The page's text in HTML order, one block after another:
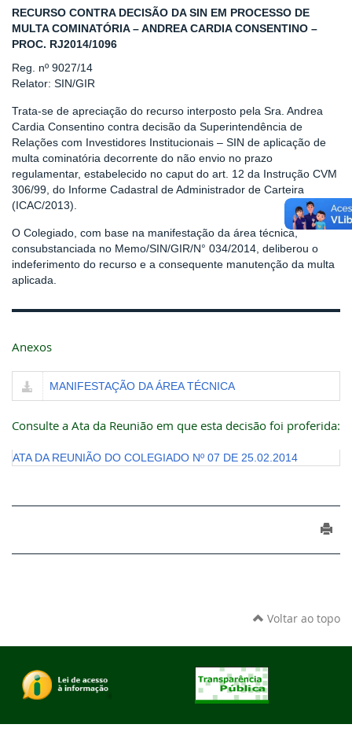
RECURSO CONTRA DECISÃO DA SIN EM PROCESSO DE
MULTA COMINATÓRIA – ANDREA CARDIA CONSENTINO –
PROC. RJ2014/1096
Reg. nº 9027/14
Relator: SIN/GIR
Trata-se de apreciação do recurso interposto pela Sra. Andrea
Cardia Consentino contra decisão da Superintendência de
Relações com Investidores Institucionais – SIN de aplicação de
multa cominatória decorrente do não envio no prazo
regulamentar, estabelecido no caput do art. 12 da Instrução CVM
306/99, do Informe Cadastral de Administrador de Carteira
(ICAC/2013).
O Colegiado, com base na manifestação da área técnica,
consubstanciada no Memo/SIN/GIR/N° 034/2014, deliberou o
indeferimento do recurso e a consequente manutenção da multa
aplicada.
Anexos
MANIFESTAÇÃO DA ÁREA TÉCNICA
Consulte a Ata da Reunião em que esta decisão foi proferida:
ATA DA REUNIÃO DO COLEGIADO Nº 07 DE 25.02.2014
Voltar ao topo